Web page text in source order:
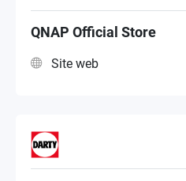
Revendeur
QNAP Official Store
Site web